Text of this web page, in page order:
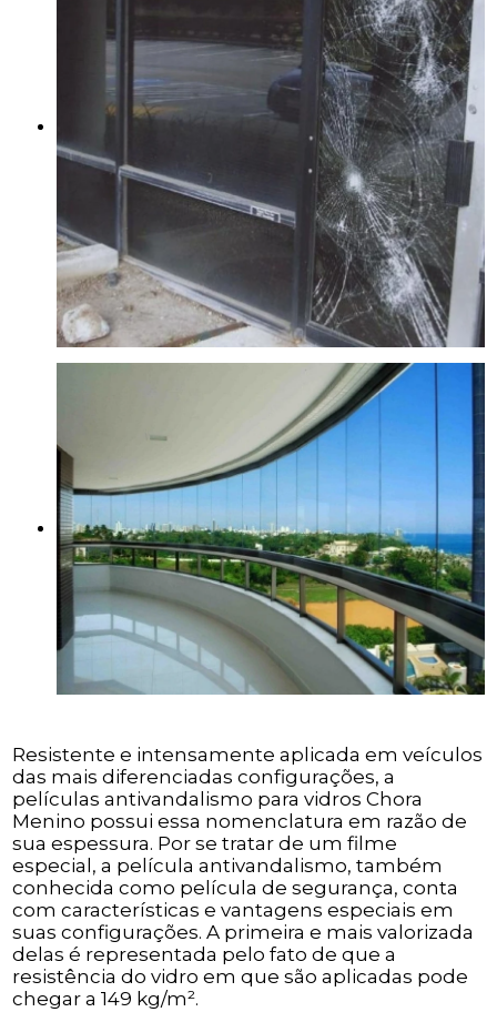
Resistente e intensamente aplicada em veículos
das mais diferenciadas configurações, a
películas antivandalismo para vidros Chora
Menino possui essa nomenclatura em razão de
sua espessura. Por se tratar de um filme
especial, a película antivandalismo, também
conhecida como película de segurança, conta
com características e vantagens especiais em
suas configurações. A primeira e mais valorizada
delas é representada pelo fato de que a
resistência do vidro em que são aplicadas pode
chegar a 149 kg/m².